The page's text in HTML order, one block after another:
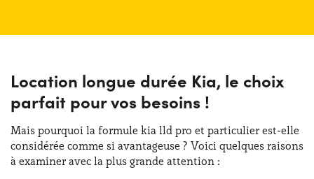
Location longue durée Kia, le choix
parfait pour vos besoins !
Mais pourquoi la formule kia lld pro et particulier est-elle
considérée comme si avantageuse ? Voici quelques raisons
à examiner avec la plus grande attention :